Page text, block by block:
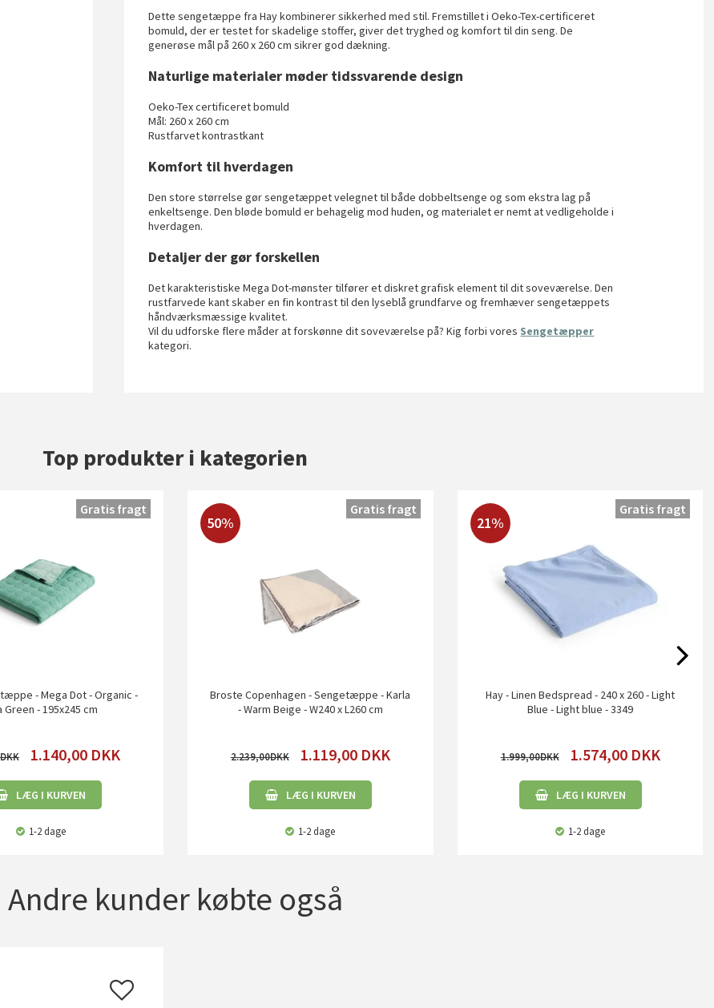
Dette sengetæppe fra Hay kombinerer sikkerhed med stil. Fremstillet i Oeko-Tex-certificeret
bomuld, der er testet for skadelige stoffer, giver det tryghed og komfort til din seng. De
generøse mål på 260 x 260 cm sikrer god dækning.
Naturlige materialer møder tidssvarende design
Oeko-Tex certificeret bomuld
Mål: 260 x 260 cm
Rustfarvet kontrastkant
Komfort til hverdagen
Den store størrelse gør sengetæppet velegnet til både dobbeltsenge og som ekstra lag på
enkeltsenge. Den bløde bomuld er behagelig mod huden, og materialet er nemt at vedligeholde i
hverdagen.
Detaljer der gør forskellen
Det karakteristiske Mega Dot-mønster tilfører et diskret grafisk element til dit soveværelse. Den
rustfarvede kant skaber en fin kontrast til den lyseblå grundfarve og fremhæver sengetæppets
håndværksmæssige kvalitet.
Vil du udforske flere måder at forskønne dit soveværelse på? Kig forbi vores Sengetæpper
kategori.
Top produkter i kategorien
- Mega Dot - Organic -
Green - 195x245 cm
1.140,00 DKK
LÆG I KURVEN
1-2 dage
Gratis fragt
50%
Broste Copenhagen - Sengetæppe - Karla
- Warm Beige - W240 x L260 cm
2.239,00 1.119,00 DKK
LÆG I KURVEN
1-2 dage
Gratis fragt
21%
Hay - Linen Bedspread - 240 x 260 - Light
Blue - Light blue - 3349
1.999,00 1.574,00 DKK
LÆG I KURVEN
1-2 dage
Gratis fragt
Andre kunder købte også